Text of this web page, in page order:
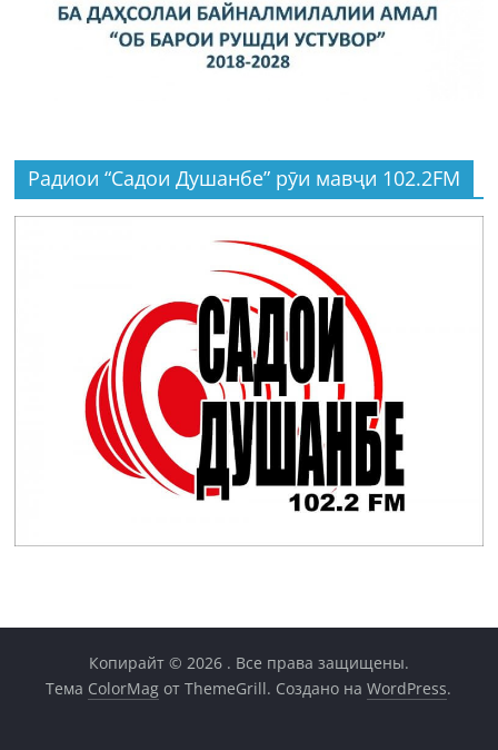
Радиои “Садои Душанбе” рӯи мавҷи 102.2FM
Копирайт © 2026 . Все права защищены.
Тема ColorMag от ThemeGrill. Создано наWordPress.